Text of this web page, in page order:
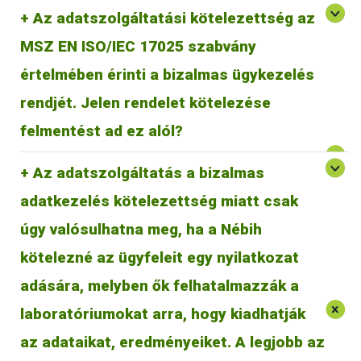
Az adatszolgáltatási kötelezettség az
MSZ EN ISO/IEC 17025 szabvány
értelmében érinti a bizalmas ügykezelés
rendjét. Jelen rendelet kötelezése
felmentést ad ez alól?
A jogszabály kötelezi a laboratóriumot a jelentés
MSZ EN ISO/IEC 17025 szabvány szerinti bizalmas
ügykezelés alól.
Az adatszolgáltatás a bizalmas
adatkezelés kötelezettség miatt csak
úgy valósulhatna meg, ha a Nébih
kötelezné az ügyfeleit egy nyilatkozat
adására, melyben ők felhatalmazzák a
laboratóriumokat arra, hogy kiadhatják
az adataikat, eredményeiket. A legjobb az
A jogszabály a laboratóriumok ügyfelei számára is
kötelezettséget jelent. Előírja, hogy a laboratóriumok a
vizsgálati eredményeikről - bizonyos esetekben
haladéktalanul, egyébként éves összesítésben –
A 8/2021. AM rendelet csak Magyarország területén
hatályos, így csak azokra a laboratóriumokra és azok
tevékenységére vonatkozik, amelyek Magyarország területén